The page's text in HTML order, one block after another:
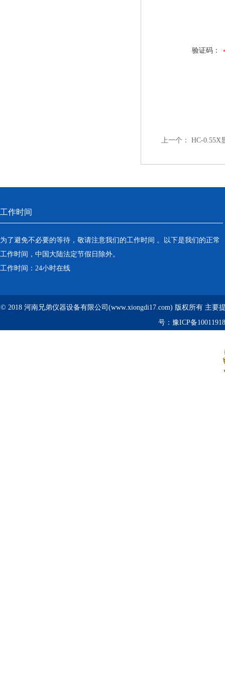
验证码：
上一个： HC-0.55X
工作时间
为了避免不必要的等待，敬请注意我们的工作时间 。以下是我们的正常
工作时间，中国大陆法定节假日除外。
工作时间：24小时在线
© 2018 河南兄弟仪器设备有限公司(www.xiongdi17.com) 版权所有 主要
号： 豫ICP备